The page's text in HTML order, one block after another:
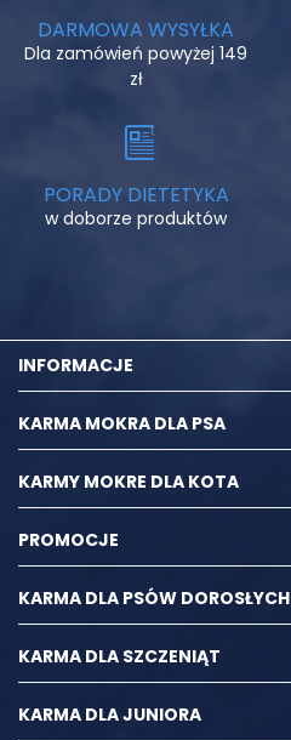
DARMOWA WYSYŁKA
Dla zamówień powyżej 149
zł
PORADY DIETETYKA
w doborze produktów
INFORMACJE
KARMA MOKRA DLA PSA
KARMY MOKRE DLA KOTA
PROMOCJE
KARMA DLA PSÓW DOROSŁYCH
KARMA DLA SZCZENIĄT
KARMA DLA JUNIORA